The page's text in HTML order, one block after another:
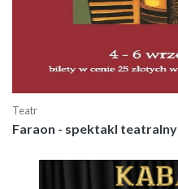
Teatr
Faraon - spektakl teatralny